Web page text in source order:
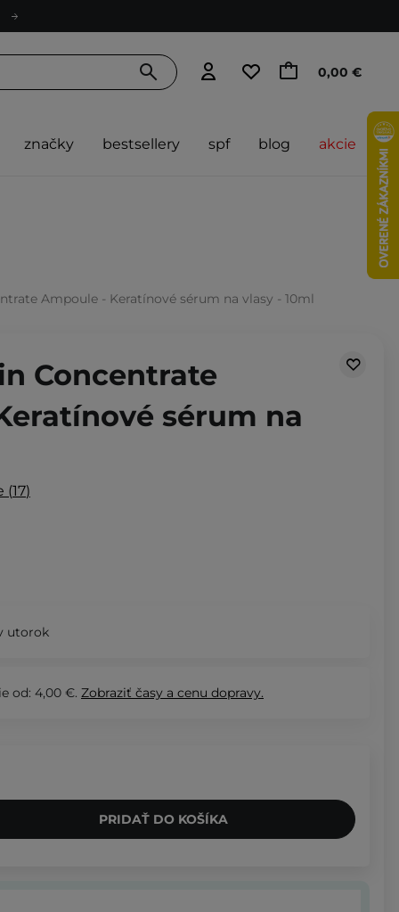
0,00 €
značky bestsellery spf blog akcie
Ampoule - Keratínové sérum na vlasy - 10ml
Concentrate
sérum na
17
utorok
od: 4,00 €. Zobraziť časy a cenu dopravy.
PRIDAŤ DO KOŠÍKA